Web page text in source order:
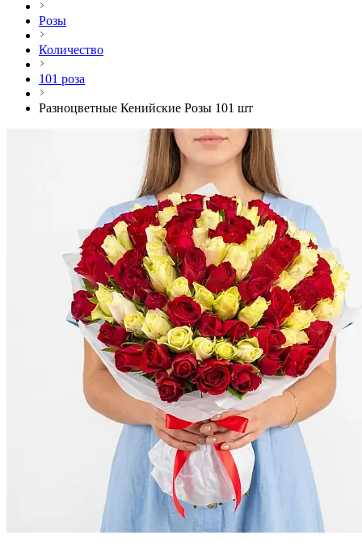
Розы
Количество
101 роза
Разноцветные Кенийские Розы 101 шт